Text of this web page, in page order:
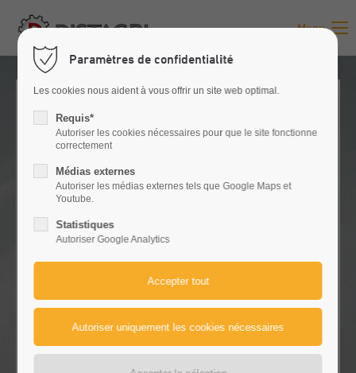
Menu
NOS MARQUES
Paramètres de confidentialité
Les cookies nous aident à vous offrir un site web optimal.
Requis*
Autoriser les cookies nécessaires pour que le site fonctionne
correctement
Médias externes
Autoriser les médias externes tels que Google Maps et
Youtube.
Statistiques
Autoriser Google Analytics